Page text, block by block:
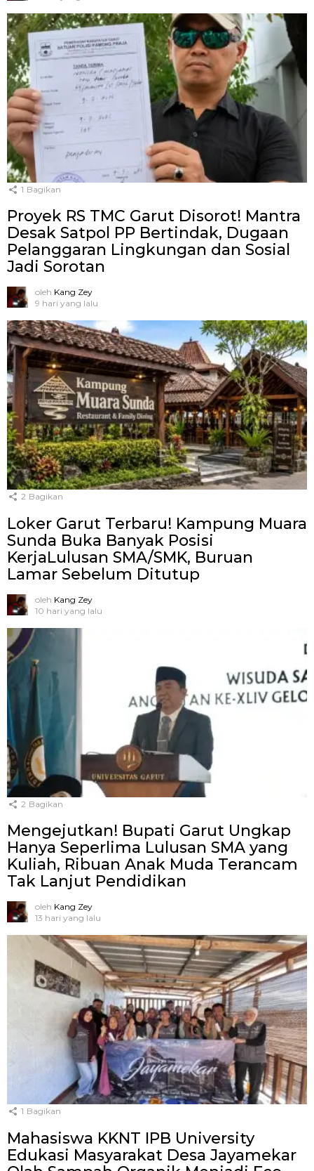
1 Bagikan
Proyek RS TMC Garut Disorot! Mantra
Desak Satpol PP Bertindak, Dugaan
Pelanggaran Lingkungan dan Sosial
Jadi Sorotan
oleh Kang Zey
9 hari yang lalu
2 Bagikan
Loker Garut Terbaru! Kampung Muara
Sunda Buka Banyak Posisi
KerjaLulusan SMA/SMK, Buruan
Lamar Sebelum Ditutup
oleh Kang Zey
10 hari yang lalu
2 Bagikan
Mengejutkan! Bupati Garut Ungkap
Hanya Seperlima Lulusan SMA yang
Kuliah, Ribuan Anak Muda Terancam
Tak Lanjut Pendidikan
oleh Kang Zey
13 hari yang lalu
1 Bagikan
Mahasiswa KKNT IPB University
Edukasi Masyarakat Desa Jayamekar